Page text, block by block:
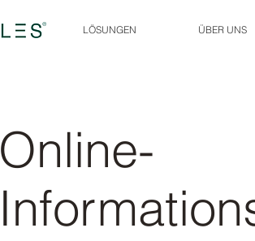
LÖSUNGEN ÜBER UNS
Online-